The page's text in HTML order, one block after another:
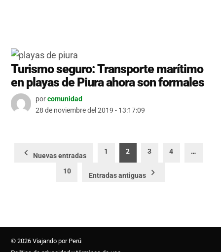
Turismo seguro: Transporte marítimo
en playas de Piura ahora son formales
porcomunidad
28 de noviembre del 2019 - 13:17:09
Paginación
Nuevas entradas
1 2 3 4 …
10
Entradas antiguas
© 2026 Viajando por Perú